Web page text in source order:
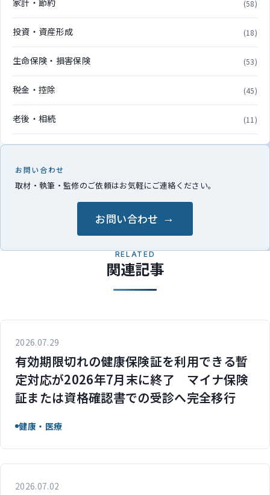
(58)
投資・資産形成 (18)
生命保険・損害保険 (53)
税金・控除 (45)
老後・相続 (11)
お問い合わせ
取材・執筆・監修のご依頼はお気軽にご連絡ください。
お問い合わせ
RELATED
関連記事
2026.07.29
有効期限切れの健康保険証を利用できる暫
定対応が2026年7月末に終了 マイナ保険
証または資格確認書での受診へ完全移行
健康・医療
2026.07.02